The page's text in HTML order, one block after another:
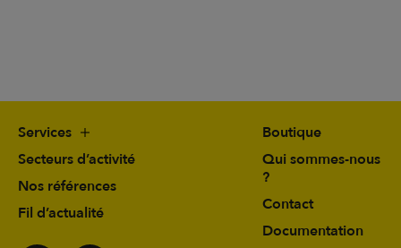
Services
Secteurs d’activité
Nos références
Fil d’actualité
Boutique
Qui sommes-nous
?
Contact
Documentation